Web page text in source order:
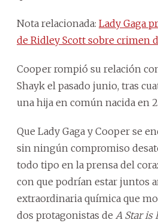
Nota relacionada: Lady Gaga
de Ridley Scott sobre crimen
Cooper rompió su relación
Shayk el pasado junio, tras
una hija en común nacida en
Que Lady Gaga y Cooper se
sin ningún compromiso
todo tipo en la prensa del
con que podrían estar juntos
extraordinaria química que
dos protagonistas de A Star is